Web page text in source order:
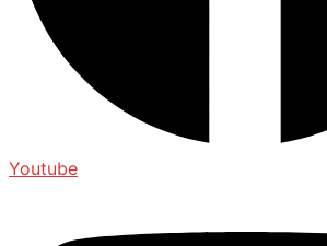
Youtube